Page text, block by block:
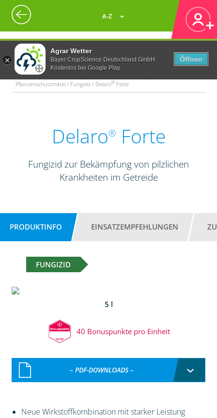
Agrar Wetter
Bayer CropScience Deutschland GmbH
Kostenlos bei Google Play
Öffnen
A-Z
Pflanzenschutzmittel / Fungizid / Delaro® Forte
Delaro® Forte
Fungizid zur Bekämpfung von pilzlichen
Krankheiten im Getreide
PRODUKTINFO EINSATZEMPFEHLUNGEN
FUNGIZID
5 l
40 Bonuspunkte pro Einheit
– PDF-DOWNLOADS –
Neue Wirkstoffkombination mit starker Leistung